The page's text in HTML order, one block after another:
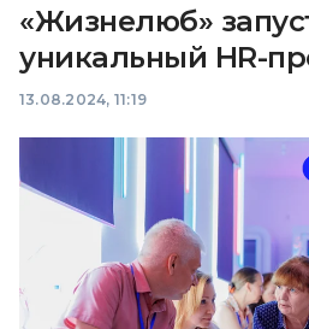
«Жизнелюб»
уникальный HR-
13.08.2024, 11:19